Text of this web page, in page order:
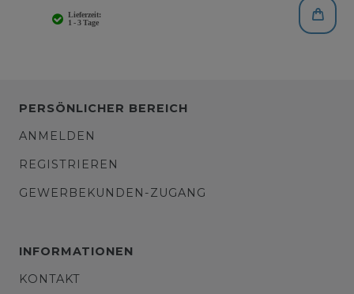
PERSÖNLICHER BEREICH
ANMELDEN
REGISTRIEREN
GEWERBEKUNDEN-ZUGANG
INFORMATIONEN
KONTAKT